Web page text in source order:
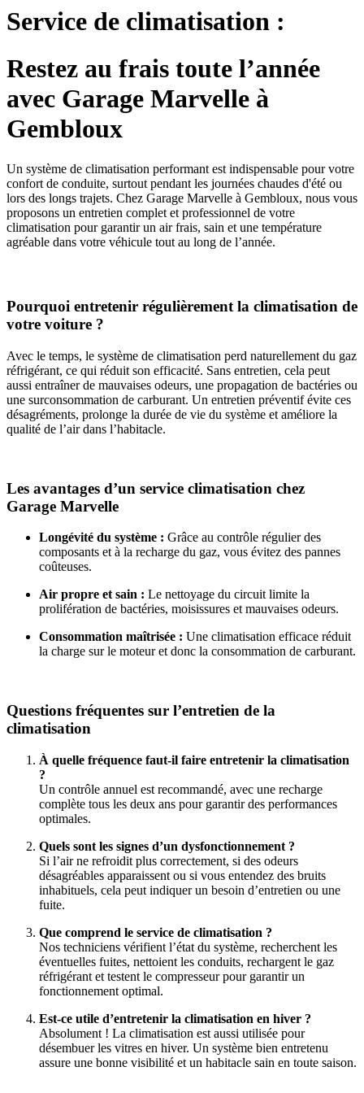
Service de climatisation :
Restez au frais toute l’année
avec Garage Marvelle à
Gembloux
Un système de climatisation performant est indispensable pour votre
confort de conduite, surtout pendant les journées chaudes d'été ou
lors des longs trajets. Chez Garage Marvelle à Gembloux, nous vous
proposons un entretien complet et professionnel de votre
climatisation pour garantir un air frais, sain et une température
agréable dans votre véhicule tout au long de l’année.
Pourquoi entretenir régulièrement la climatisation de
votre voiture ?
Avec le temps, le système de climatisation perd naturellement du gaz
réfrigérant, ce qui réduit son efficacité. Sans entretien, cela peut
aussi entraîner de mauvaises odeurs, une propagation de bactéries ou
une surconsommation de carburant. Un entretien préventif évite ces
désagréments, prolonge la durée de vie du système et améliore la
qualité de l’air dans l’habitacle.
Les avantages d’un service climatisation chez
Garage Marvelle
Longévité du système : Grâce au contrôle régulier des
composants et à la recharge du gaz, vous évitez des pannes
coûteuses.
Air propre et sain : Le nettoyage du circuit limite la
prolifération de bactéries, moisissures et mauvaises odeurs.
Consommation maîtrisée : Une climatisation efficace réduit
la charge sur le moteur et donc la consommation de carburant.
Questions fréquentes sur l’entretien de la
climatisation
À quelle fréquence faut-il faire entretenir la climatisation
?
Un contrôle annuel est recommandé, avec une recharge
complète tous les deux ans pour garantir des performances
optimales.
Quels sont les signes d’un dysfonctionnement ?
Si l’air ne refroidit plus correctement, si des odeurs
désagréables apparaissent ou si vous entendez des bruits
inhabituels, cela peut indiquer un besoin d’entretien ou une
fuite.
Que comprend le service de climatisation ?
Nos techniciens vérifient l’état du système, recherchent les
éventuelles fuites, nettoient les conduits, rechargent le gaz
réfrigérant et testent le compresseur pour garantir un
fonctionnement optimal.
Est-ce utile d’entretenir la climatisation en hiver ?
Absolument ! La climatisation est aussi utilisée pour
désembuer les vitres en hiver. Un système bien entretenu
assure une bonne visibilité et un habitacle sain en toute saison.